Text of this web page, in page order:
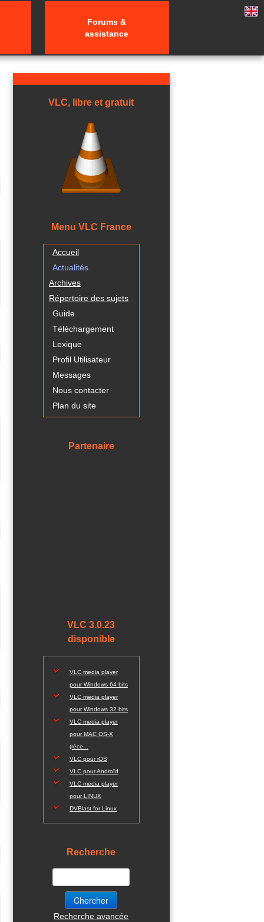
Forums &
assistance
VLC, libre et gratuit
Menu VLC France
Accueil
Actualités
Archives
Répertoire des sujets
Guide
Téléchargement
Lexique
Profil Utilisateur
Messages
Nous contacter
Plan du site
Partenaire
VLC 3.0.23
disponible
VLC media player
pour Windows 64 bits
VLC media player
pour Windows 32 bits
VLC media player
pour MAC OS-X
(réce...
VLC pour iOS
VLC pour Androïd
VLC media player
pour LINUX
DVBlast for Linux
Recherche
Recherche avancée